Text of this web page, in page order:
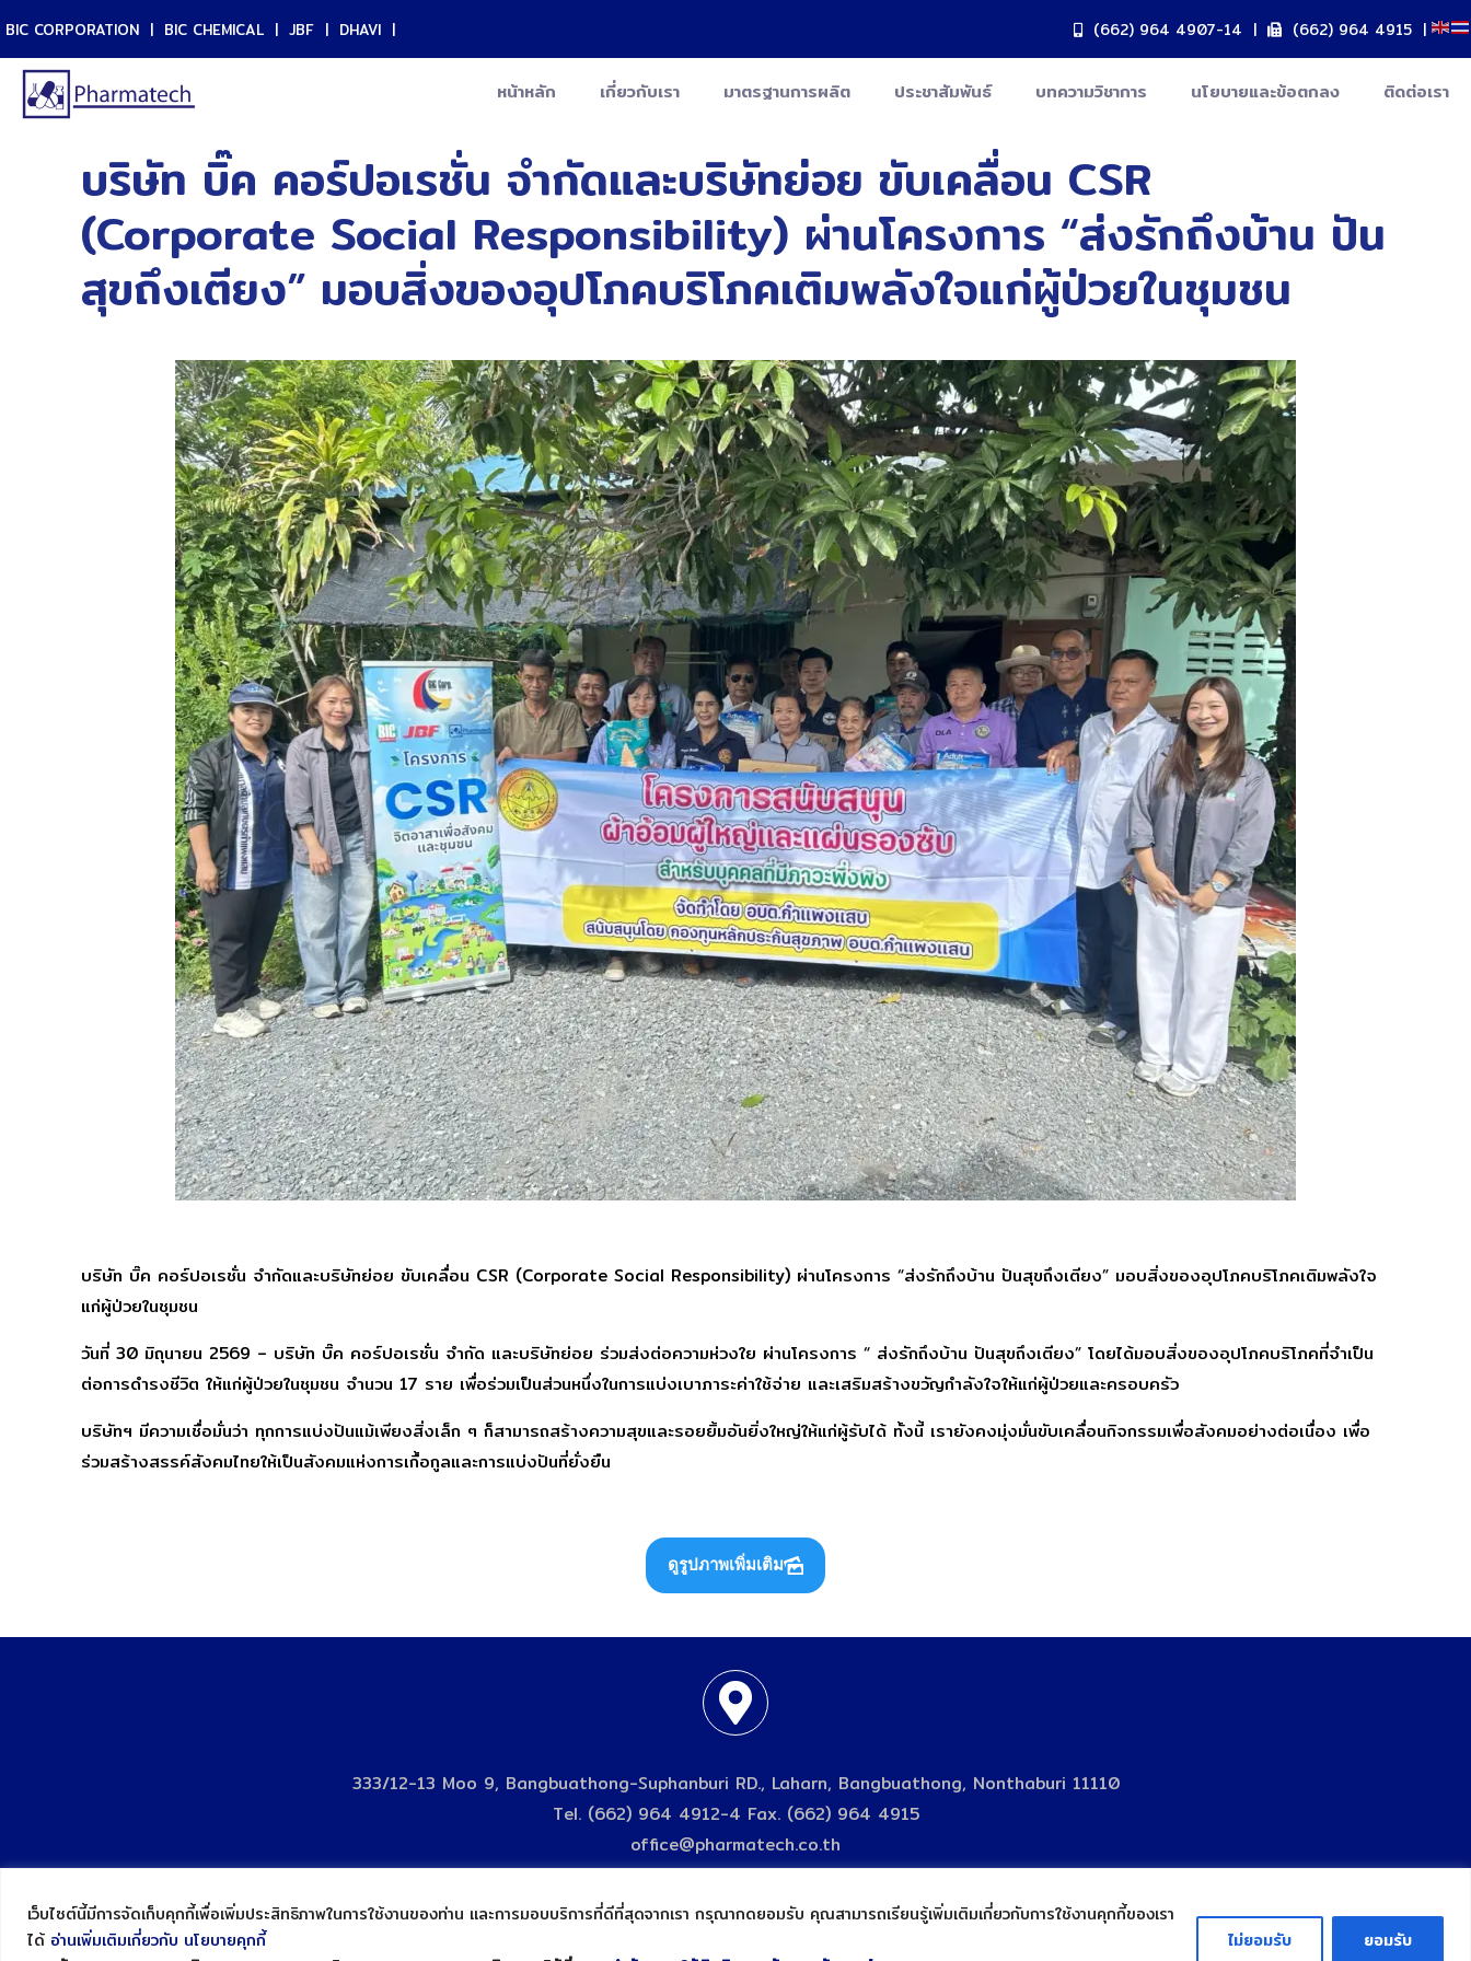
เว็บไซต์นี้มีการจัดเก็บคุกกี้เพื่อเพิ่มประสิทธิภาพในการใช้งานของท่าน และการมอบบริการที่ดีที่สุดจากเรา กรุณากดยอมรับ คุณสามารถเรียนรู้เพิ่มเติมเกี่ยวกับการใช้งานคุกกี้ของเรา
ได้ อ่านเพิ่มเติมเกี่ยวกับ นโยบายคุกกี้
ไม่ยอมรับ ยอมรับ
BIC CORPORATION | BIC CHEMICAL | JBF | DHAVI | (662) 964 4907-14 | (662) 964 4915 |
หน้าหลัก เกี่ยวกับเรา มาตรฐานการผลิต ประชาสัมพันธ์ บทความวิชาการ นโยบายและข้อตกลง ติดต่อเรา
บริษัท บิ๊ค คอร์ปอเรชั่น จำกัดและบริษัทย่อย ขับเคลื่อน CSR
(Corporate Social Responsibility) ผ่านโครงการ “ส่งรักถึงบ้าน ปัน
สุขถึงเตียง” มอบสิ่งของอุปโภคบริโภคเติมพลังใจแก่ผู้ป่วยในชุมชน
บริษัท บิ๊ค คอร์ปอเรชั่น จำกัดและบริษัทย่อย ขับเคลื่อน CSR (Corporate Social Responsibility) ผ่านโครงการ “ส่งรักถึงบ้าน ปันสุขถึงเตียง” มอบสิ่งของอุปโภคบริโภคเติมพลังใจ
แก่ผู้ป่วยในชุมชน
วันที่ 30 มิถุนายน 2569 – บริษัท บิ๊ค คอร์ปอเรชั่น จำกัด และบริษัทย่อย ร่วมส่งต่อความห่วงใย ผ่านโครงการ “ ส่งรักถึงบ้าน ปันสุขถึงเตียง” โดยได้มอบสิ่งของอุปโภคบริโภคที่จำเป็น
ต่อการดำรงชีวิต ให้แก่ผู้ป่วยในชุมชน จำนวน 17 ราย เพื่อร่วมเป็นส่วนหนึ่งในการแบ่งเบาภาระค่าใช้จ่าย และเสริมสร้างขวัญกำลังใจให้แก่ผู้ป่วยและครอบครัว
บริษัทฯ มีความเชื่อมั่นว่า ทุกการแบ่งปันแม้เพียงสิ่งเล็ก ๆ ก็สามารถสร้างความสุขและรอยยิ้มอันยิ่งใหญ่ให้แก่ผู้รับได้ ทั้งนี้ เรายังคงมุ่งมั่นขับเคลื่อนกิจกรรมเพื่อสังคมอย่างต่อเนื่อง เพื่อ
ร่วมสร้างสรรค์สังคมไทยให้เป็นสังคมแห่งการเกื้อกูลและการแบ่งปันที่ยั่งยืน
ดูรูปภาพเพิ่มเติม
333/12-13 Moo 9, Bangbuathong-Suphanburi RD., Laharn, Bangbuathong, Nonthaburi 11110
Tel. (662) 964 4912-4 Fax. (662) 964 4915
office@pharmatech.co.th
© 2004 Pharmatech Co., Ltd.